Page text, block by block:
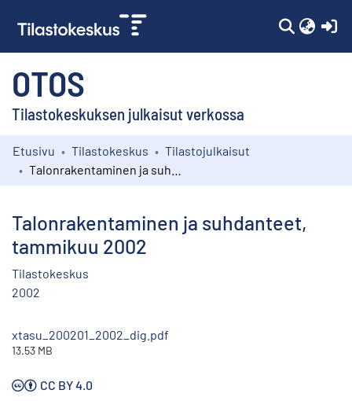
OTOS
Tilastokeskuksen julkaisut verkossa
Kokoelmat
Etusivu Tilastokeskus
Tilastojulkaisut
Talonrakentaminen ja suhdanteet,
tammikuu 2002
Tilastokeskus
2002
xtasu_200201_2002_dig.pdf
13.53 MB
CC BY 4.0